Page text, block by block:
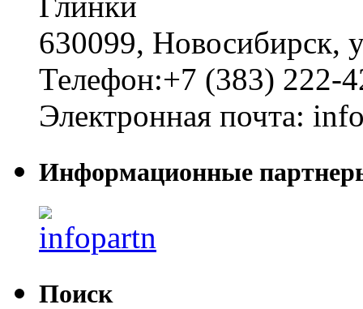
630099, Новосибирск,
Телефон:+7 (383) 222-
Электронная почта:
Информационные
Поиск